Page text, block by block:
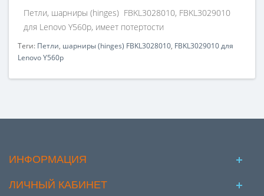
Петли, шарниры (hinges) FBKL3028010, FBKL3029010
для Lenovo Y560p, имеет потертости
Теги: Петли, шарниры (hinges) FBKL3028010, FBKL3029010 для
Lenovo Y560p
ИНФОРМАЦИЯ
ЛИЧНЫЙ КАБИНЕТ